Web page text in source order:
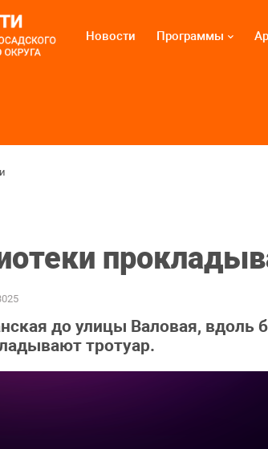
Новости Программы
до улицы Валовая, вдоль
тротуар.